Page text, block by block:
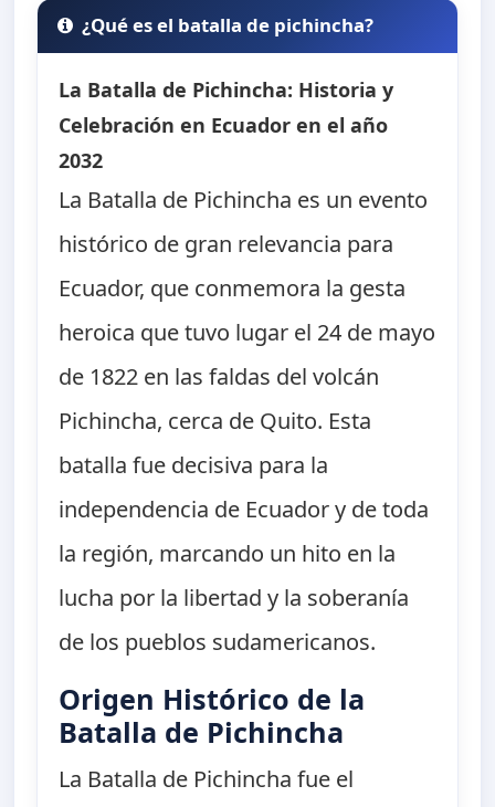
¿Qué es el batalla de pichincha?
La Batalla de Pichincha: Historia y
Celebración en Ecuador en el año
2032
La Batalla de Pichincha es un evento
histórico de gran relevancia para
Ecuador, que conmemora la gesta
heroica que tuvo lugar el 24 de mayo
de 1822 en las faldas del volcán
Pichincha, cerca de Quito. Esta
batalla fue decisiva para la
independencia de Ecuador y de toda
la región, marcando un hito en la
lucha por la libertad y la soberanía
de los pueblos sudamericanos.
Origen Histórico de la
Batalla de Pichincha
La Batalla de Pichincha fue el